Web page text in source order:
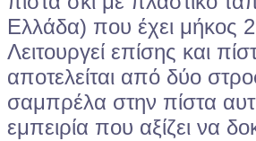
Ελλάδα) που έχει μήκος
Λειτουργεί επίσης και
αποτελείται από δύο
σαμπρέλα στην πίστα
εμπειρία που αξίζει να